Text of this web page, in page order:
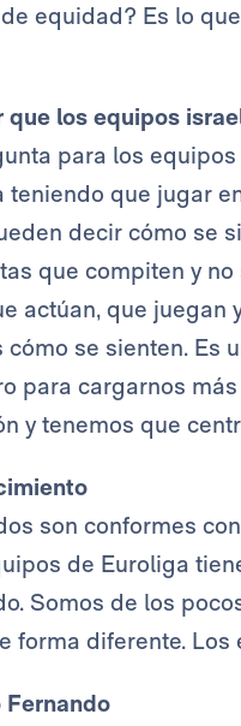
equidad? Es lo
que los equipos
para los
teniendo que jugar
decir cómo se
que compiten y
actúan, que juegan
se sienten. Es
para cargarnos
y tenemos que
son conformes
de Euroliga
Somos de los
forma diferente. Los
Fernando